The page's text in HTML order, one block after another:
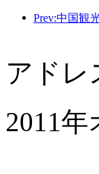
アドレ
2011年